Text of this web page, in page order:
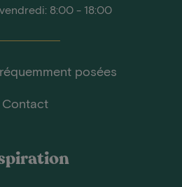
8:00 - 18:00
posées
Contact